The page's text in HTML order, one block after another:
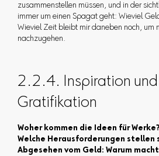
zusammenstellen müssen, und in der
immer um einen Spagat geht: Wieviel
Wieviel Zeit bleibt mir daneben noch, um
nachzugehen.
2.2.4. Inspiration und
Gratifikation
Woher kommen die Ideen für Werke?
Welche Herausforderungen stellen
Abgesehen vom Geld: Warum